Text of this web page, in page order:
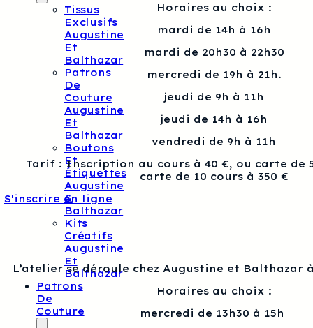
Tissus
Exclusifs
Augustine
Et
Balthazar
Patrons
De
Couture
Augustine
Et
Balthazar
Boutons
Et
Étiquettes
Augustine
&
Balthazar
Kits
Créatifs
Augustine
Et
Balthazar
Patrons
De
Couture
Horaires au choix :
mardi de 14h à 16h
mardi de 20h30 à 22h30
mercredi de 19h à 21h.
jeudi de 9h à 11h
jeudi de 14h à 16h
vendredi de 9h à 11h
Tarif : Inscription au cours à 40 €, ou carte de
carte de 10 cours à 350 €
S'inscrire en ligne
L’atelier se déroule chez Augustine et Balthazar
Horaires au choix :
mercredi de 13h30 à 15h